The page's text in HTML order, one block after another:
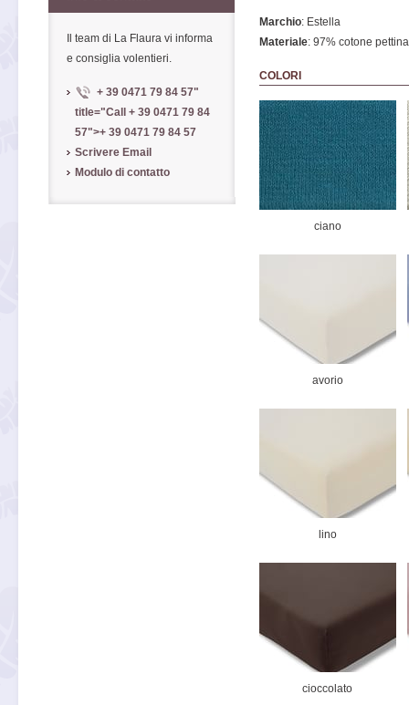
Marchio: Estella
Materiale: 97% cotone
COLORI
ciano
avorio
lino
cioccolato
Il team di La Flaura vi informa
e consiglia volentieri.
+ 39 0471 79 84 57"
title="Call + 39 0471 79 84
57">+ 39 0471 79 84 57
Scrivere Email
Modulo di contatto